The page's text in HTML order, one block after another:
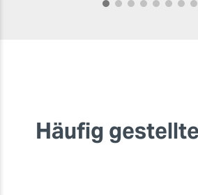
angefangen
beim
Häufig